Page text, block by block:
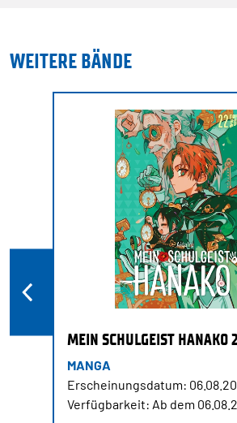
WEITERE BÄNDE
MEIN SCHULGEIST HANAKO
MANGA
Erscheinungsdatum:
Verfügbarkeit: Ab dem